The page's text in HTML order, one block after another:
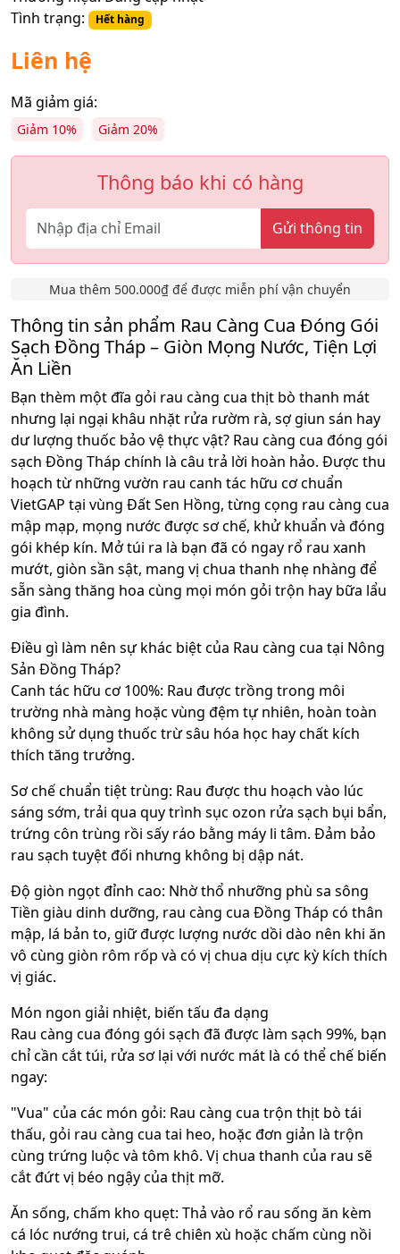
Tình trạng:
Hết hàng
Liên hệ
Mã giảm giá:
Giảm 10% Giảm 20%
Thông báo khi có hàng
Gửi thông tin
Mua thêm 500.000₫ để được miễn phí vận chuyển
Thông tin sản phẩm Rau Càng Cua Đóng Gói
Sạch Đồng Tháp – Giòn Mọng Nước, Tiện Lợi
Ăn Liền
Bạn thèm một đĩa gỏi rau càng cua thịt bò thanh mát
nhưng lại ngại khâu nhặt rửa rườm rà, sợ giun sán hay
dư lượng thuốc bảo vệ thực vật? Rau càng cua đóng gói
sạch Đồng Tháp chính là câu trả lời hoàn hảo. Được thu
hoạch từ những vườn rau canh tác hữu cơ chuẩn
VietGAP tại vùng Đất Sen Hồng, từng cọng rau càng cua
mập mạp, mọng nước được sơ chế, khử khuẩn và đóng
gói khép kín. Mở túi ra là bạn đã có ngay rổ rau xanh
mướt, giòn sần sật, mang vị chua thanh nhẹ nhàng để
sẵn sàng thăng hoa cùng mọi món gỏi trộn hay bữa lẩu
gia đình.
Điều gì làm nên sự khác biệt của Rau càng cua tại Nông
Sản Đồng Tháp?
Canh tác hữu cơ 100%: Rau được trồng trong môi
trường nhà màng hoặc vùng đệm tự nhiên, hoàn toàn
không sử dụng thuốc trừ sâu hóa học hay chất kích
thích tăng trưởng.
Sơ chế chuẩn tiệt trùng: Rau được thu hoạch vào lúc
sáng sớm, trải qua quy trình sục ozon rửa sạch bụi bẩn,
trứng côn trùng rồi sấy ráo bằng máy li tâm. Đảm bảo
rau sạch tuyệt đối nhưng không bị dập nát.
Độ giòn ngọt đỉnh cao: Nhờ thổ nhưỡng phù sa sông
Tiền giàu dinh dưỡng, rau càng cua Đồng Tháp có thân
mập, lá bản to, giữ được lượng nước dồi dào nên khi ăn
vô cùng giòn rôm rốp và có vị chua dịu cực kỳ kích thích
vị giác.
Món ngon giải nhiệt, biến tấu đa dạng
Rau càng cua đóng gói sạch đã được làm sạch 99%, bạn
chỉ cần cắt túi, rửa sơ lại với nước mát là có thể chế biến
ngay:
"Vua" của các món gỏi: Rau càng cua trộn thịt bò tái
thấu, gỏi rau càng cua tai heo, hoặc đơn giản là trộn
cùng trứng luộc và tôm khô. Vị chua thanh của rau sẽ
cắt đứt vị béo ngậy của thịt mỡ.
Ăn sống, chấm kho quẹt: Thả vào rổ rau sống ăn kèm
cá lóc nướng trui, cá trê chiên xù hoặc chấm cùng nồi